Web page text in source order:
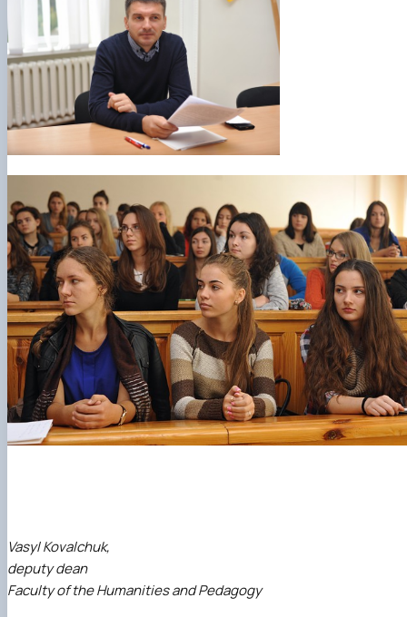
Vasyl Kovalchuk,
deputy dean
Faculty of the Humanities and Pedagogy